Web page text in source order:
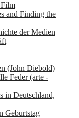
Film
and Finding the
der Medien
(John Diebold)
Feder (arte -
in Deutschland,
Geburtstag